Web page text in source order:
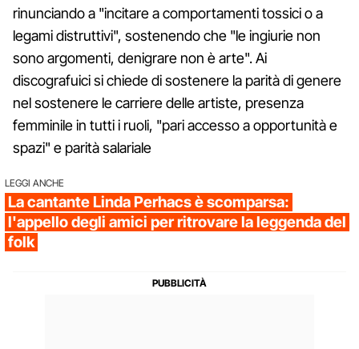
rinunciando a "incitare a comportamenti tossici o a
legami distruttivi", sostenendo che "le ingiurie non
sono argomenti, denigrare non è arte". Ai
discografuici si chiede di sostenere la parità di genere
nel sostenere le carriere delle artiste, presenza
femminile in tutti i ruoli, "pari accesso a opportunità e
spazi" e parità salariale
LEGGI ANCHE
La cantante Linda Perhacs è scomparsa:
l'appello degli amici per ritrovare la leggenda del
folk